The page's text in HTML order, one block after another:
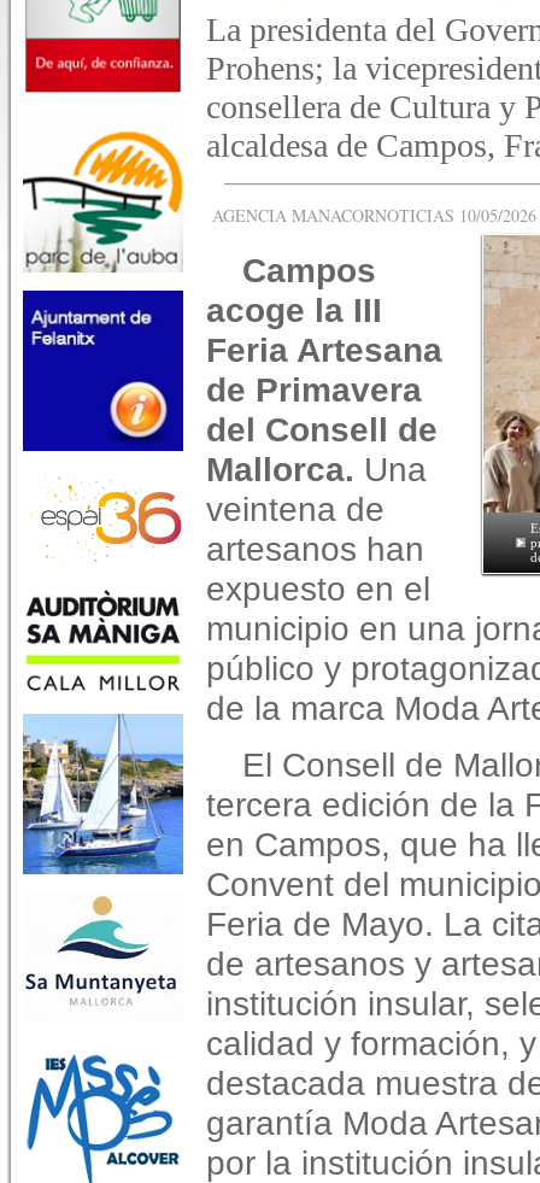
La presidenta del
Prohens; la
consellera de Cultura y
alcaldesa de Campos,
AGENCIA MANACORNOTICIAS 10/05/
Campos
acoge la III
Feria Artesana
de Primavera
del Consell de
Mallorca. Una
veintena de
artesanos han
expuesto en el
municipio en una
público y
de la marca Moda
El Consell de
tercera edición de la
en Campos, que ha
Convent del
Feria de Mayo. La
de artesanos y
institución insular,
calidad y formación,
destacada muestra
garantía Moda
por la institución